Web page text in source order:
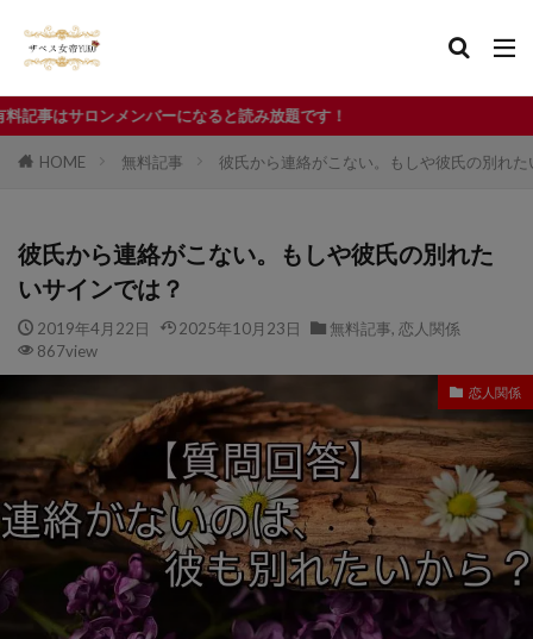
になると読み放題です！
HOME 無料記事 彼氏から連絡がこない。もしや彼氏の別れ
彼氏から連絡がこない。もしや彼氏の別れた
いサインでは？
2019年4月22日 2025年10月23日 無料記事, 恋人関係
867view
恋人関係